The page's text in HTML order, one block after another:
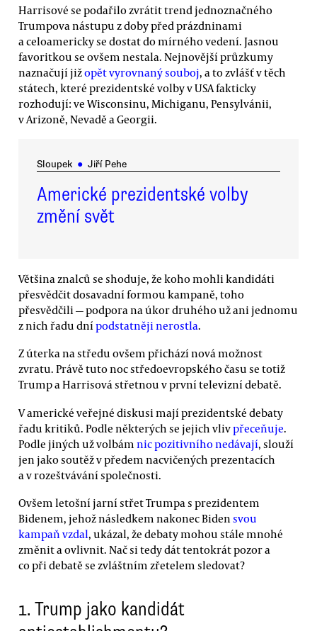
Harrisové se podařilo zvrátit trend jednoznačného
Trumpova nástupu z doby před prázdninami
a celoamericky se dostat do mírného vedení. Jasnou
favoritkou se ovšem nestala. Nejnovější průzkumy
naznačují jižopět vyrovnaný souboj, a to zvlášť v těch
státech, které prezidentské volby v USA fakticky
rozhodují: ve Wisconsinu, Michiganu, Pensylvánii,
v Arizoně, Nevadě a Georgii.
Sloupek ● Jiří Pehe
Americké prezidentské volby
změní svět
Většina znalců se shoduje, že koho mohli kandidáti
přesvědčit dosavadní formou kampaně, toho
přesvědčili — podpora na úkor druhého už ani jednomu
z nich řadu dní podstatněji nerostla.
Z úterka na středu ovšem přichází nová možnost
zvratu. Právě tuto noc středoevropského času se totiž
Trump a Harrisová střetnou v první televizní debatě.
V americké veřejné diskusi mají prezidentské debaty
řadu kritiků. Podle některých se jejich vlivpřeceňuje.
Podle jiných už volbám nic pozitivního nedávají, slouží
jen jako soutěž v předem nacvičených prezentacích
a v rozeštvávání společnosti.
Ovšem letošní jarní střet Trumpa s prezidentem
Bidenem, jehož následkem nakonec Biden svou
kampaň vzdal, ukázal, že debaty mohou stále mnohé
změnit a ovlivnit. Nač si tedy dát tentokrát pozor a
co při debatě se zvláštním zřetelem sledovat?
1. Trump jako kandidát